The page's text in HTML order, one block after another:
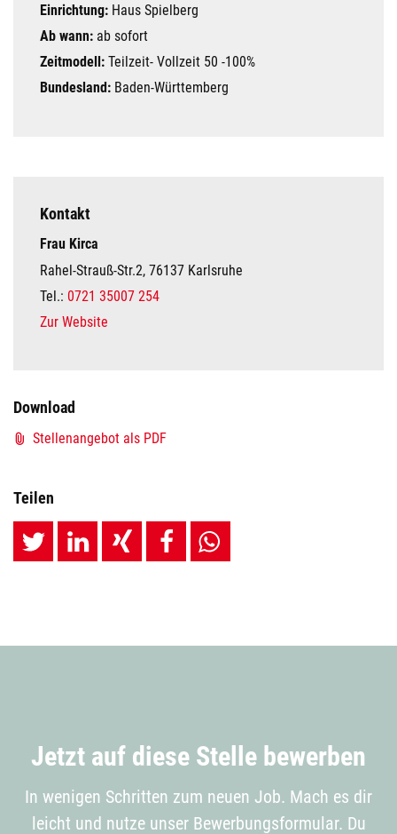
Einrichtung: Haus Spielberg
Ab wann: ab sofort
Zeitmodell: Teilzeit- Vollzeit 50 -100%
Bundesland: Baden-Württemberg
Kontakt
Frau Kirca
Rahel-Strauß-Str.2, 76137 Karlsruhe
Tel.: 0721 35007 254
Zur Website
Download
Stellenangebot als PDF
Teilen
Jetzt auf diese Stelle bewerben
In wenigen Schritten zum neuen Job. Mach es dir
leicht und nutze unser Bewerbungsformular. Du